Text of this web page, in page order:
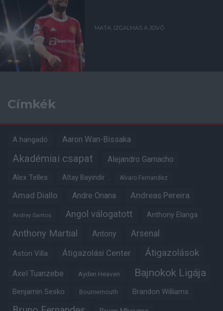
MATA: IZGALMAS A JÖVŐ
Címkék
A hangadó Aaron Wan-Bissaka
Akadémiai csapat Alejandro Garnacho
Alex Telles Altay Bayindir Alvaro Fernandez
Amad Diallo Andre Onana Andreas Pereira
Andrey Santos Angol válogatott Anthony Elanga
Anthony Martial Antony Arsenal
Aston Villa Átigazolási Center Átigazolások
Axel Tuanzebe Ayden Heaven Bajnokok Ligája
Benjamin Sesko Bournemouth Brandon Williams